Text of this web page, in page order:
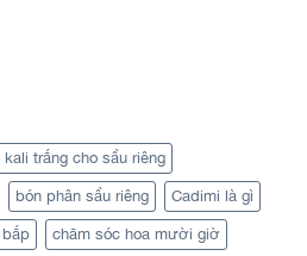
kali trắng cho sầu riêng
bón phân sầu riêng Cadimi là gì
chăm sóc hoa mười giờ